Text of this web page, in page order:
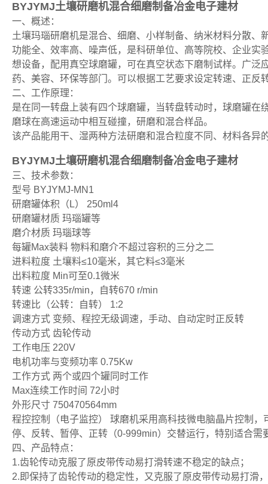
BYJYMJ土壤研磨机混合细磨制备冶金电子建材
一、概述：
土壤玛瑙研磨机是混合、细磨、小样制备、纳米材料分散
功能全、效率高、噪声低，是科研单位、高等院校、企业
想设备，配用真空球磨罐，可在真空状态下磨制试样。广
药、美容、环保等部门。可以根据工艺要求设定转速、正反
二、工作原理：
是在同一转盘上装有四个球磨罐，当转盘转动时，球磨罐
磨球在高速运动中相互碰撞，研磨和混合样品。
该产品能用干、湿两种方法研磨和混合粒度不同、材料各
BYJYMJ土壤研磨机混合细磨制备冶金电子建材
三、技术参数：
型号 BYJYMJ-MN1
研磨罐体积（L） 250ml4
研磨罐材质 玛瑙罐等
磨介材质 玛瑙球等
每罐Max装料 物料和磨介不超过容积的三分之二
进料粒度 土壤料≤10毫米，其它料≤3毫米
出料粒度 Min可至0.1微米
转速 公转335r/min，自转670 r/min
转速比（公转：自转） 1:2
调速方式 变频、程控无级调速，手动、自动定时正反转
传动方式 齿轮传动
工作电压 220V
电机功率与变频功率 0.75Kw
工作方式 两个或四个罐同时工作
Max连续工作时间 72小时
外形尺寸 750470564mm
程控控制（电子监控） 球磨机采用高科技微电脑晶片控制
停、反转、暂停、正转（0-999min）交替运行，特别适合需
四、产品特点：
1.齿轮传动克服了原皮带传动易打滑转速不稳定的缺点；
2.即保持了齿轮传动的稳定性，又克服了原皮带传动易打滑